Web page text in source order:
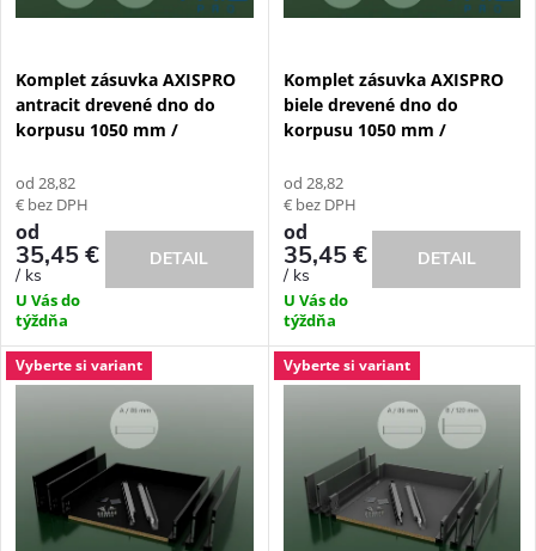
e
p
o
d
u
k
t
o
p
r
o
d
u
k
t
o
Komplet zásuvka AXISPRO
antracit drevené dno do
korpusu 1050 mm /
od 28,82
€ bez DPH
od
35,45 €
/ ks
U Vás do
týždňa
DETAIL
Komplet zásuvka AXISPRO
biele drevené dno do
korpusu 1050 mm /
od 28,82
€ bez DPH
od
35,45 €
/ ks
U Vás do
týždňa
DETAIL
Vyberte si variant Vyberte si variant